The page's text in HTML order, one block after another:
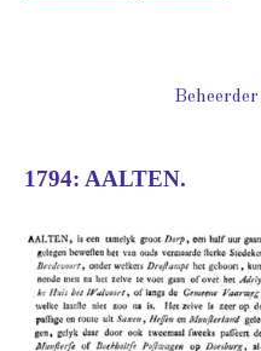
1794: AALTEN.